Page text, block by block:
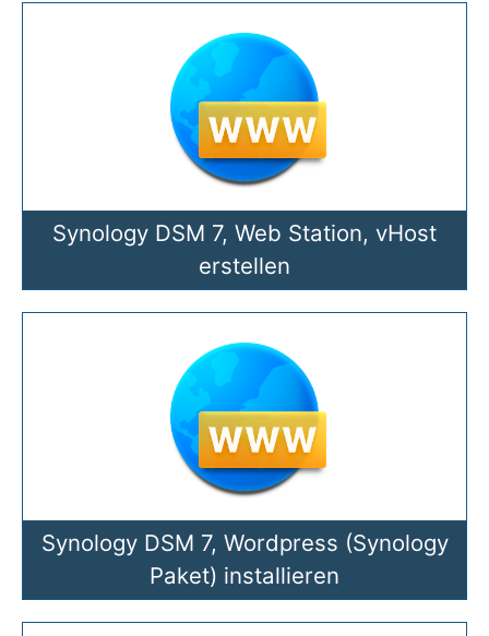
Synology DSM 7, Web Station, vHost
erstellen
Synology DSM 7, Wordpress (Synology
Paket) installieren